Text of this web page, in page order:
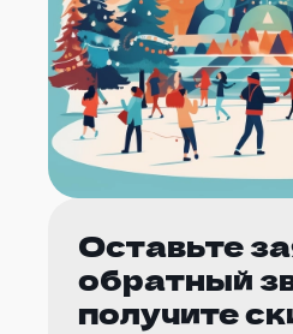
Оставьте
обратный
получите